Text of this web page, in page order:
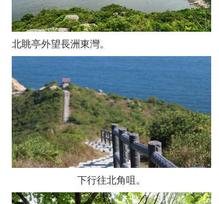
北眺亭外望長洲東灣。
下行往北角咀。